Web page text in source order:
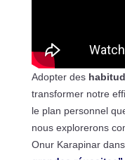
Adopter des
transformer notre
le plan personnel
nous explorerons
Onur Karapinar